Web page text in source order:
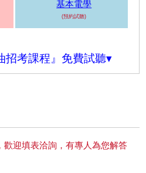
基本電學
(預約試聽)
招考課程』免費試聽▾
歡迎填表洽詢，有專人為您解答